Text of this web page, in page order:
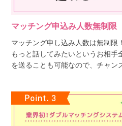
マッチング申込み人数無制限
マッチング申し込み人数は無制限！
もっと話してみたいというお相手
を送ることも可能なので、チャン